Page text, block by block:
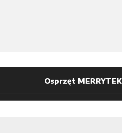
Osprzęt MERRYTEK